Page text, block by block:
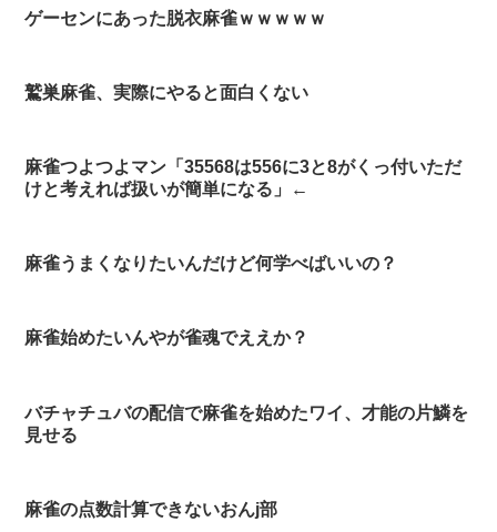
ゲーセンにあった脱衣麻雀ｗｗｗｗｗ
鷲巣麻雀、実際にやると面白くない
麻雀つよつよマン「35568は556に3と8がくっ付いただ
けと考えれば扱いが簡単になる」←
麻雀うまくなりたいんだけど何学べばいいの？
麻雀始めたいんやが雀魂でええか？
バチャチュバの配信で麻雀を始めたワイ、才能の片鱗を
見せる
麻雀の点数計算できないおんj部